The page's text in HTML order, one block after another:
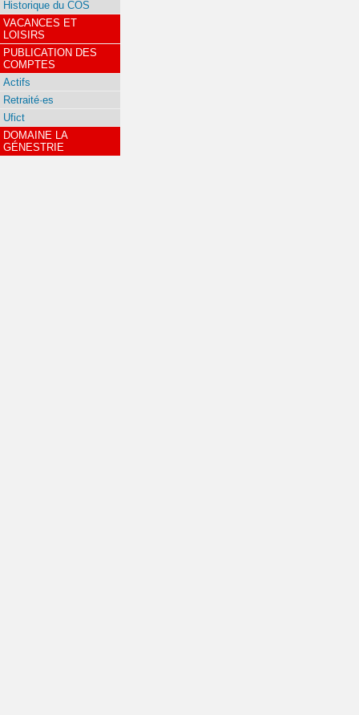
Historique du COS
VACANCES ET
LOISIRS
PUBLICATION DES
COMPTES
Actifs
Retraité·es
Ufict
DOMAINE LA
GÉNESTRIE